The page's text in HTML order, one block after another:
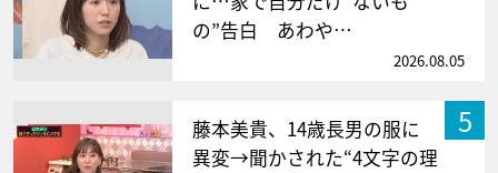
の”告白 あわや…
2026.08.05
5
藤本美貴、14歳長男の服に
異変→聞かされた“4文字の理